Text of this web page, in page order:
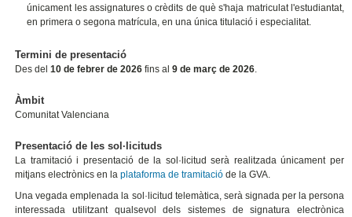
únicament les assignatures o crèdits de què s'haja matriculat l'estudiantat,
en primera o segona matrícula, en una única titulació i especialitat.
Termini de presentació
Des del10 de febrer de 2026 fins al9 de març de 2026
Àmbit
Comunitat Valenciana
Presentació de les sol·licituds
La tramitació i presentació de la sol·licitud serà realitzada únicament per
mitjans electrònics en laplataforma de tramitació de la GVA.
Una vegada emplenada la sol·licitud telemàtica, serà signada per la persona
interessada utilitzant qualsevol dels sistemes de signatura electrònica